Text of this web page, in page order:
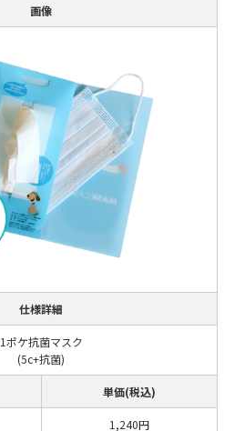
画像
仕様詳細
1ポケ抗菌マスク
(5c+抗菌)
単価(税込)
1,240円